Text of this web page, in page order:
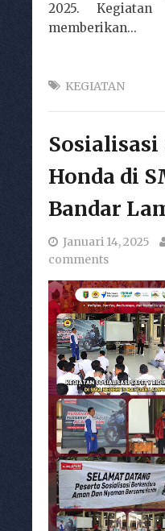
2025.
memberikan...
KEGIATAN
Honda di
Bandar
Januari 14, 2025
comments